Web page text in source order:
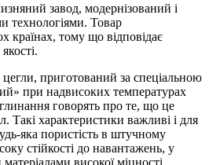
завод, модернізований і
технологіями. Товар
країнах, тому що відповідає
приготований за спеціальною
при надвисоких температурах
говорять про те, що це
Такі характеристики важливі і для
яка пористість в штучному
стійкості до навантажень, у
високої міцності.